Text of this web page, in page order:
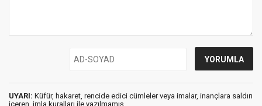
UYARI: Küfür, hakaret, rencide edici cümleler veya imalar, inançlara saldırı
içeren, imla kuralları ile yazılmamış,